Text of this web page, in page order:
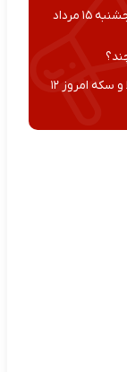
قیمت جدید دلار، یورو و سایر ارزها امروز پنجشنبه ۱۵ مرداد
ریزش یا صعود؟ / آخرین وضعیت قیمت طلا و سکه امروز ۱۲